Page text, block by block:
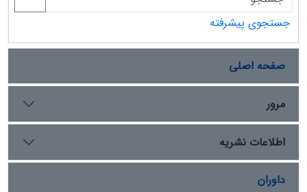
جستجوی پیشرفته
صفحه اصلی
مرور
اطلاعات نشریه
داوران